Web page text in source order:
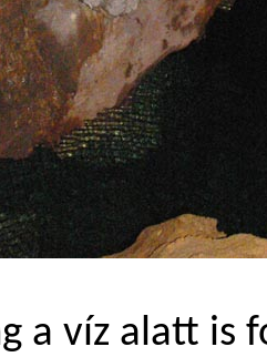
a víz alatt is